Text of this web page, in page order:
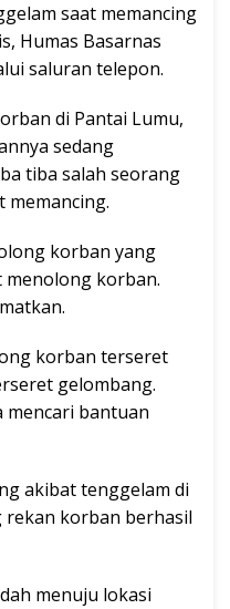
saat memancing
Humas Basarnas
saluran telepon.
di Pantai Lumu,
sedang
tiba salah seorang
memancing.
korban yang
korban.
korban terseret
gelombang.
mencari bantuan
akibat tenggelam di
rekan korban berhasil
menuju lokasi